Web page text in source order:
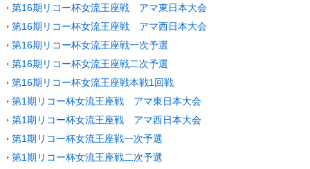
第16期リコー杯女流王座戦 アマ東日本大会
第16期リコー杯女流王座戦 アマ西日本大会
第16期リコー杯女流王座戦一次予選
第16期リコー杯女流王座戦二次予選
第16期リコー杯女流王座戦本戦1回戦
第1期リコー杯女流王座戦 アマ東日本大会
第1期リコー杯女流王座戦 アマ西日本大会
第1期リコー杯女流王座戦一次予選
第1期リコー杯女流王座戦二次予選